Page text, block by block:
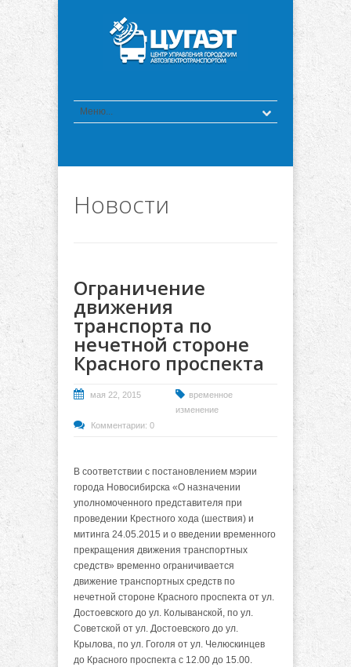
Новости
Ограничение
движения
транспорта по
нечетной стороне
Красного проспекта
мая 22, 2015
временное
изменение
Комментарии: 0
В соответствии с постановлением мэрии
города Новосибирска «О назначении
уполномоченного представителя при
проведении Крестного хода (шествия) и
митинга 24.05.2015 и о введении временного
прекращения движения транспортных
средств» временно ограничивается
движение транспортных средств по
нечетной стороне Красного проспекта от ул.
Достоевского до ул. Колыванской, по ул.
Советской от ул. Достоевского до ул.
Крылова, по ул. Гоголя от ул. Челюскинцев
до Красного проспекта с 12.00 до 15.00.